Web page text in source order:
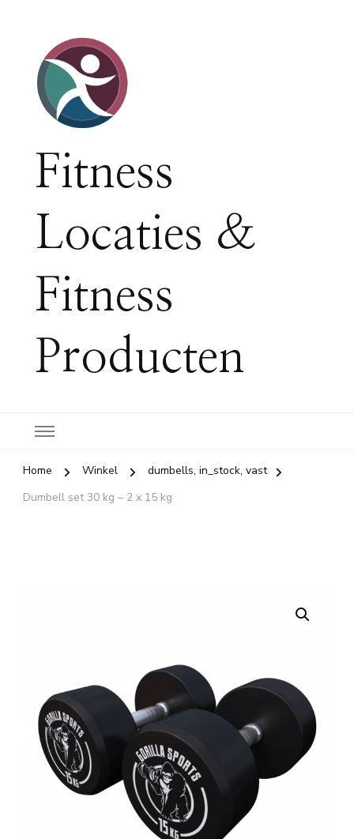
Fitness
Locaties &
Fitness
Producten
Home Winkel
dumbells, in_stock, vast
Dumbell set 30 kg – 2 x 15 kg